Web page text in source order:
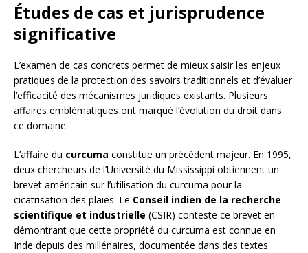
Études de cas et jurisprudence
significative
L’examen de cas concrets permet de mieux saisir les enjeux
pratiques de la protection des savoirs traditionnels et d’évaluer
l’efficacité des mécanismes juridiques existants. Plusieurs
affaires emblématiques ont marqué l’évolution du droit dans
ce domaine.
L’affaire du curcuma constitue un précédent majeur. En 1995,
deux chercheurs de l’Université du Mississippi obtiennent un
brevet américain sur l’utilisation du curcuma pour la
cicatrisation des plaies. Le Conseil indien de la recherche
scientifique et industrielle (CSIR) conteste ce brevet en
démontrant que cette propriété du curcuma est connue en
Inde depuis des millénaires, documentée dans des textes